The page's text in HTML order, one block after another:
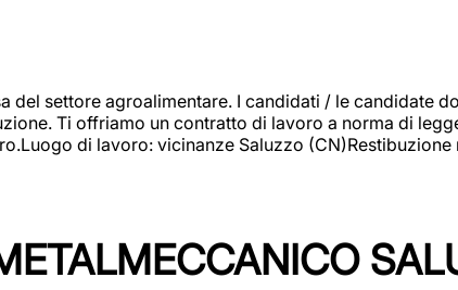
del settore agroalimentare. I candidati / le candidate
Ti offriamo un contratto di lavoro a norma di
di lavoro: vicinanze Saluzzo (CN)Restibuzione